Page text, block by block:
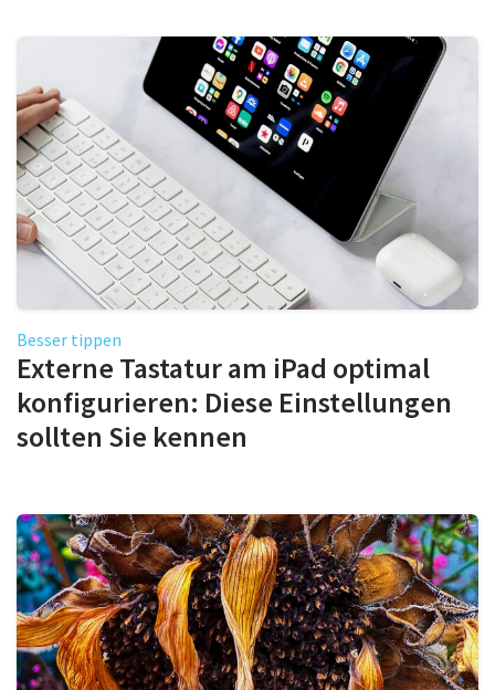
Besser tippen
Externe Tastatur am iPad optimal
konfigurieren: Diese Einstellungen
sollten Sie kennen